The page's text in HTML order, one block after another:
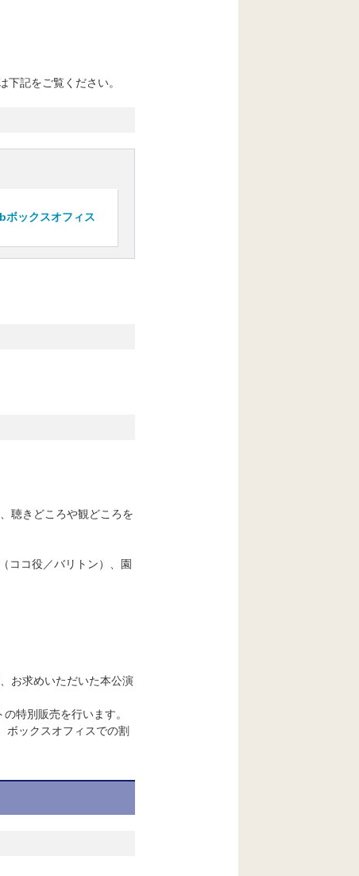
下記をご覧ください。
ボックスオフィス
聴きどころや観どころを
コ役／バリトン）、
園
お求めいただいた本公演
特別販売を行います。
ボックスオフィスでの割